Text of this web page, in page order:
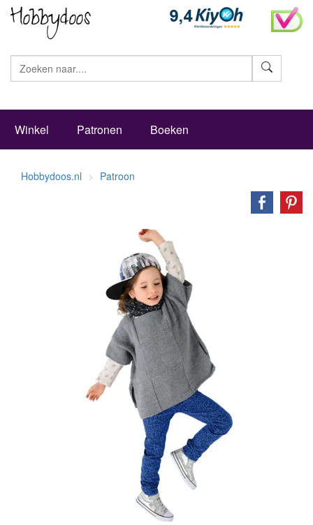
Winkel Patronen Boeken
Hobbydoos.nl Patroon